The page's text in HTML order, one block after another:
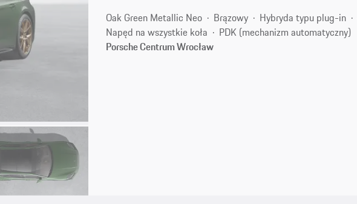
Oak Green Metallic Neo Brązowy Hybryda typu plug-in
Napęd na wszystkie koła
PDK (mechanizm automatyczny)
Porsche Centrum Wrocław